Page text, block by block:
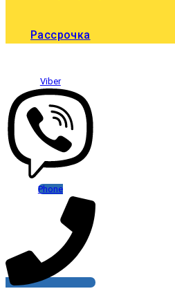
Рассрочка
Viber
Phone